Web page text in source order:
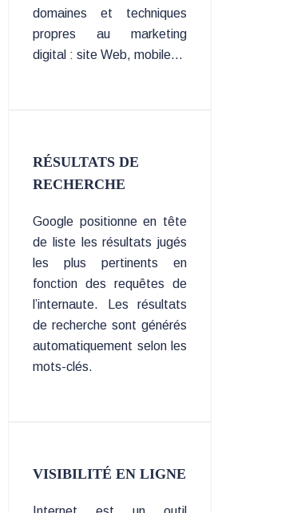
domaines et techniques
propres au marketing
digital : site Web, mobile…
RÉSULTATS DE
RECHERCHE
Google positionne en tête
de liste les résultats jugés
les plus pertinents en
fonction des requêtes de
l’internaute. Les résultats
de recherche sont générés
automatiquement selon les
mots-clés.
VISIBILITÉ EN LIGNE